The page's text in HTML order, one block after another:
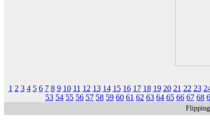
1 2 3 4 5 6 7 8 9 10 11 12 13 14 15 16 17 18 19 20 21 22 23
53 54 55 56 57 58 59 60 61 62 63 64 65 66 67 68